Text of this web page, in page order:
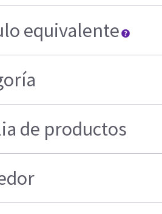
equivalente
de productos